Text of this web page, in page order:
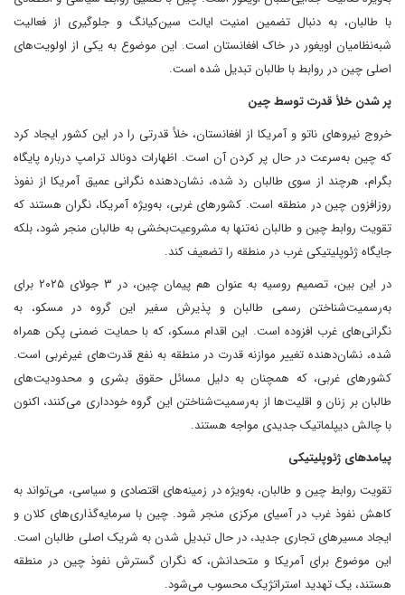
با طالبان، به دنبال تضمین امنیت ایالت سین‌کیانگ و جلوگیری از فعالیت
شبه‌نظامیان اویغور در خاک افغانستان است. این موضوع به یکی از اولویت‌های
اصلی چین در روابط با طالبان تبدیل شده است.
پر شدن خلأ قدرت توسط چین
خروج نیروهای ناتو و آمریکا از افغانستان، خلأ قدرتی را در این کشور ایجاد کرد
که چین به‌سرعت در حال پر کردن آن است. اظهارات دونالد ترامپ درباره پایگاه
بگرام، هرچند از سوی طالبان رد شده، نشان‌دهنده نگرانی عمیق آمریکا از نفوذ
روزافزون چین در منطقه است. کشورهای غربی، به‌ویژه آمریکا، نگران هستند که
تقویت روابط چین و طالبان نه‌تنها به مشروعیت‌بخشی به طالبان منجر شود، بلکه
جایگاه ژئوپلیتیکی غرب در منطقه را تضعیف کند.
در این بین، تصمیم روسیه به عنوان هم پیمان چین، در ۳ جولای ۲۰۲۵ برای
به‌رسمیت‌شناختن رسمی طالبان و پذیرش سفیر این گروه در مسکو، به
نگرانی‌های غرب افزوده است. این اقدام مسکو، که با حمایت ضمنی پکن همراه
شده، نشان‌دهنده تغییر موازنه قدرت در منطقه به نفع قدرت‌های غیرغربی است.
کشورهای غربی، که همچنان به دلیل مسائل حقوق بشری و محدودیت‌های
طالبان بر زنان و اقلیت‌ها از به‌رسمیت‌شناختن این گروه خودداری می‌کنند، اکنون
با چالش دیپلماتیک جدیدی مواجه هستند.
پیامدهای ژئوپلیتیکی
تقویت روابط چین و طالبان، به‌ویژه در زمینه‌های اقتصادی و سیاسی، می‌تواند به
کاهش نفوذ غرب در آسیای مرکزی منجر شود. چین با سرمایه‌گذاری‌های کلان و
ایجاد مسیرهای تجاری جدید، در حال تبدیل شدن به شریک اصلی طالبان است.
این موضوع برای آمریکا و متحدانش، که نگران گسترش نفوذ چین در منطقه
هستند، یک تهدید استراتژیک محسوب می‌شود.